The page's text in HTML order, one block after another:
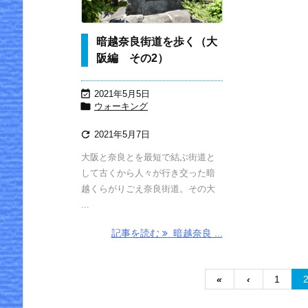
暗越奈良街道を歩く（大
阪編 その2）
 2021年5月5日
 ウォーキング
 2021年5月7日
大阪と奈良とを最短で結ぶ街道と
して古くから人々が行き交った暗
越くらがりごえ奈良街道。その大
...
記事を読む 暗越奈良 ...
« ‹ 1 2
枚方宿～淀宿